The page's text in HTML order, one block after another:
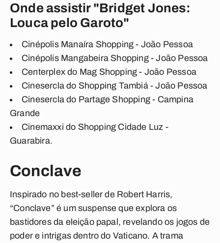
Onde assistir "Bridget Jones:
Louca pelo Garoto"
Cinépolis Manaíra Shopping - João Pessoa
Cinépolis Mangabeira Shopping - João Pessoa
Centerplex do Mag Shopping - João Pessoa
Cinesercla do Shopping Tambiá - João Pessoa
Cinesercla do Partage Shopping - Campina
Grande
Cinemaxxi do Shopping Cidade Luz -
Guarabira.
Conclave
Inspirado no best-seller de Robert Harris,
“Conclave” é um suspense que explora os
bastidores da eleição papal, revelando os jogos de
poder e intrigas dentro do Vaticano. A trama